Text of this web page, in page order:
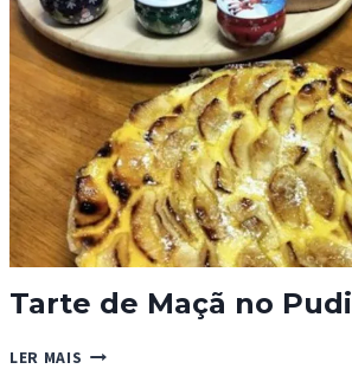
Tarte de Maçã no
LER MAIS TARTE